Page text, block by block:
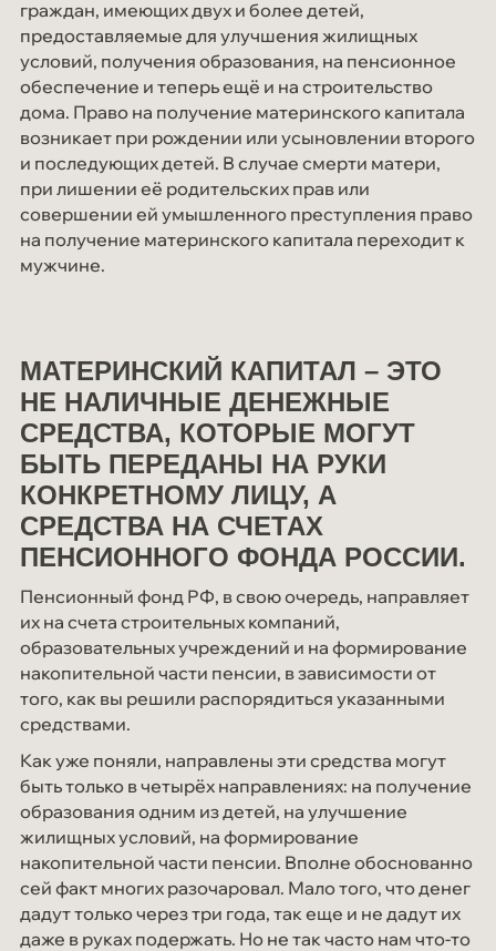
Отзывы
Материалы и технологии
Мероприятия
СОУТ
Блог
Контакты
граждан, имеющих двух и более детей,
предоставляемые для улучшения жилищных
условий, получения образования, на пенсионное
обеспечение и теперь ещё и на строительство
дома. Право на получение материнского капитала
возникает при рождении или усыновлении второго
и последующих детей. В случае смерти матери,
при лишении её родительских прав или
совершении ей умышленного преступления право
на получение материнского капитала переходит к
мужчине.
МАТЕРИНСКИЙ КАПИТАЛ – ЭТО
НЕ НАЛИЧНЫЕ ДЕНЕЖНЫЕ
СРЕДСТВА, КОТОРЫЕ МОГУТ
БЫТЬ ПЕРЕДАНЫ НА РУКИ
КОНКРЕТНОМУ ЛИЦУ, А
СРЕДСТВА НА СЧЕТАХ
ПЕНСИОННОГО ФОНДА РОССИИ.
Пенсионный фонд РФ, в свою очередь, направляет
их на счета строительных компаний,
образовательных учреждений и на формирование
накопительной части пенсии, в зависимости от
того, как вы решили распорядиться указанными
средствами.
Как уже поняли, направлены эти средства могут
быть только в четырёх направлениях: на получение
образования одним из детей, на улучшение
жилищных условий, на формирование
накопительной части пенсии. Вполне обоснованно
сей факт многих разочаровал. Мало того, что денег
дадут только через три года, так еще и не дадут их
даже в руках подержать. Но не так часто нам что-то